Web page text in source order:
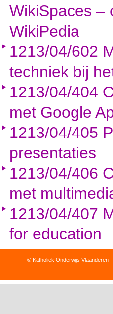
WikiSpaces –
WikiPedia
1213/04/602
techniek bij
1213/04/404
met Google
1213/04/405
presentaties
1213/04/406
met
1213/04/407
for education
© Katholiek Onderwijs Vlaanderen